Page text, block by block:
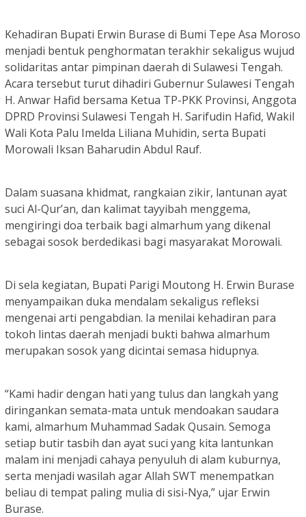
Kehadiran Bupati Erwin Burase di Bumi Tepe Asa Moroso
menjadi bentuk penghormatan terakhir sekaligus wujud
solidaritas antar pimpinan daerah di Sulawesi Tengah.
Acara tersebut turut dihadiri Gubernur Sulawesi Tengah
H. Anwar Hafid bersama Ketua TP-PKK Provinsi, Anggota
DPRD Provinsi Sulawesi Tengah H. Sarifudin Hafid, Wakil
Wali Kota Palu Imelda Liliana Muhidin, serta Bupati
Morowali Iksan Baharudin Abdul Rauf.
Dalam suasana khidmat, rangkaian zikir, lantunan ayat
suci Al-Qur’an, dan kalimat tayyibah menggema,
mengiringi doa terbaik bagi almarhum yang dikenal
sebagai sosok berdedikasi bagi masyarakat Morowali.
Di sela kegiatan, Bupati Parigi Moutong H. Erwin Burase
menyampaikan duka mendalam sekaligus refleksi
mengenai arti pengabdian. Ia menilai kehadiran para
tokoh lintas daerah menjadi bukti bahwa almarhum
merupakan sosok yang dicintai semasa hidupnya.
“Kami hadir dengan hati yang tulus dan langkah yang
diringankan semata-mata untuk mendoakan saudara
kami, almarhum Muhammad Sadak Qusain. Semoga
setiap butir tasbih dan ayat suci yang kita lantunkan
malam ini menjadi cahaya penyuluh di alam kuburnya,
serta menjadi wasilah agar Allah SWT menempatkan
beliau di tempat paling mulia di sisi-Nya,” ujar Erwin
Burase.